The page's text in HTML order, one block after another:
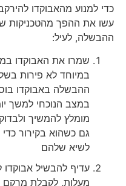
כדי למנוע מהאבוקדו
עשו את ההפך מהטכניקות
ההבשלה, לעיל:
שמרו את האבוקדו
במיוחד לא פירות
ההבשלה באבוקדו בוסר
במצב הנוכחי למשך
מומלץ להמשיך
גם כשהוא בקירור כדי
לשיא שלהם
מעלות, לקבלת מרקם